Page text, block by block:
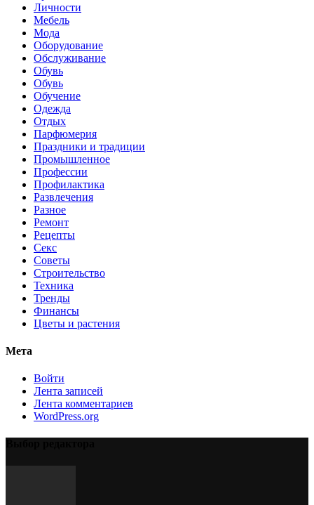
Личности
Мебель
Мода
Оборудование
Обслуживание
Обувь
Обувь
Обучение
Одежда
Отдых
Парфюмерия
Праздники и традиции
Промышленное
Профессии
Профилактика
Развлечения
Разное
Ремонт
Рецепты
Секс
Советы
Строительство
Техника
Тренды
Финансы
Цветы и растения
Мета
Войти
Лента записей
Лента комментариев
WordPress.org